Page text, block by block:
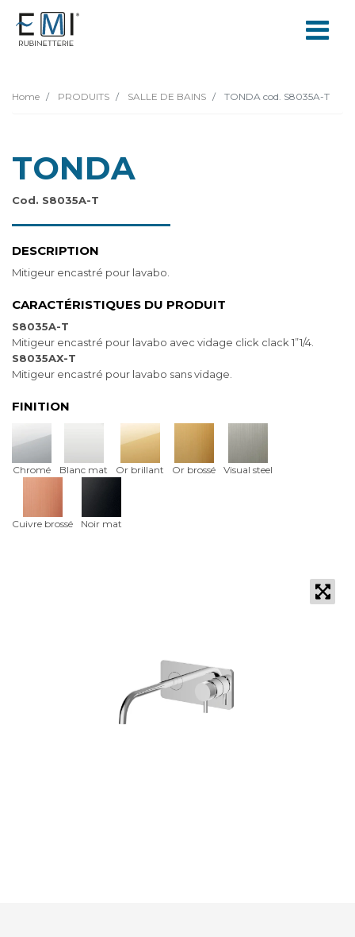
Home PRODUITS SALLE DE BAINS TONDA cod. S8035A-T
TONDA
Cod. S8035A-T
DESCRIPTION
Mitigeur encastré pour lavabo.
CARACTÉRISTIQUES DU PRODUIT
S8035A-T
Mitigeur encastré pour lavabo avec vidage click clack 1”1/4.
S8035AX-T
Mitigeur encastré pour lavabo sans vidage.
FINITION
Chromé Blanc mat Or brillant Or brossé Visual steel
Cuivre brossé Noir mat